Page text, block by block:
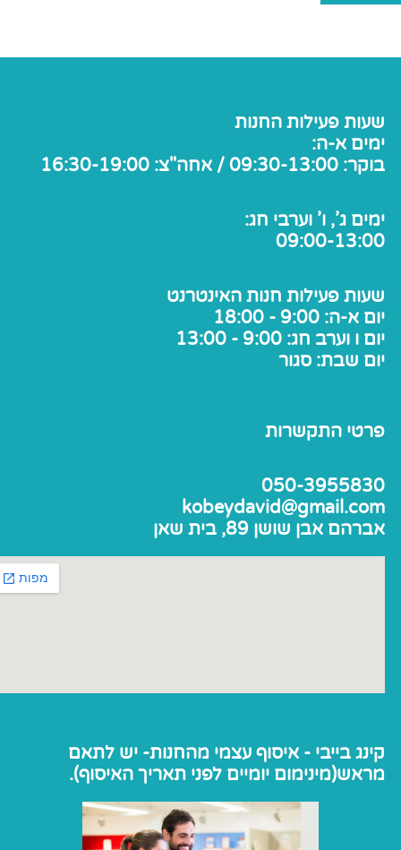
שעות פעילות החנות
ימים א-ה:
בוקר: 09:30-13:00 / אחה"צ: 16:30-19:00
ימים ג', ו' וערבי חג:
09:00-13:00
שעות פעילות חנות האינטרנט
יום א-ה: 9:00 - 18:00
יום ו וערב חג: 9:00 - 13:00
יום שבת: סגור
פרטי התקשרות
050-3955830
kobeydavid@gmail.com
אברהם אבן שושן 89, בית שאן
קינג בייבי - איסוף עצמי מהחנות- יש לתאם
מראש(מינימום יומיים לפני תאריך האיסוף).